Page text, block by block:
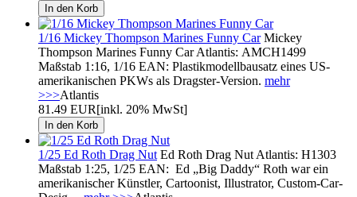
1/16 Mickey Thompson Marines Funny CarMickey
Thompson Marines Funny Car Atlantis: AMCH1499
Maßstab 1:16, 1/16 EAN: Plastikmodellbausatz eines US-
amerikanischen PKWs als Dragster-Version. mehr
>>>Atlantis
81.49 EUR[inkl. 20% MwSt]
1/25 Ed Roth Drag Nut Ed Roth Drag Nut Atlantis: H1303
Maßstab 1:25, 1/25 EAN: Ed „Big Daddy“ Roth war ein
amerikanischer Künstler, Cartoonist, Illustrator, Custom-Car-